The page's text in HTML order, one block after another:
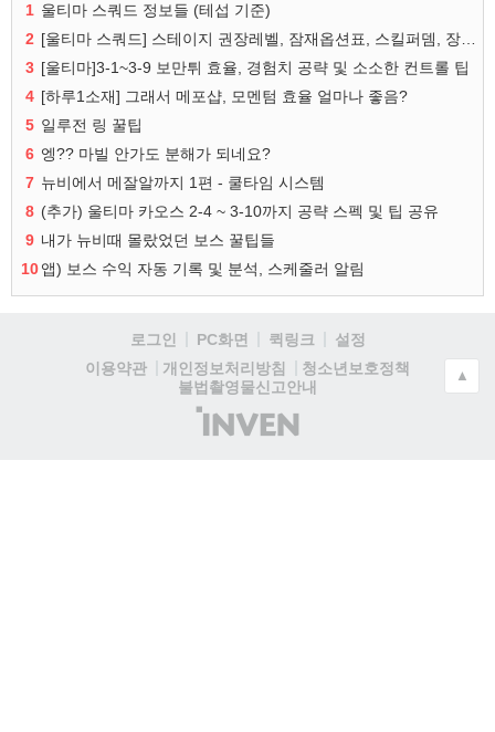
1 울티마 스쿼드 정보들 (테섭 기준)
2
[울티마 스쿼드] 스테이지 권장레벨, 잠재옵션표, 스킬퍼뎀, 장비 리스트 및 능력치 공유
3 [울티마]3-1~3-9 보만튀 효율, 경험치 공략 및 소소한 컨트롤 팁
4 [하루1소재] 그래서 메포샵, 모멘텀 효율 얼마나 좋음?
5 일루전 링 꿀팁
6 엥?? 마빌 안가도 분해가 되네요?
7 뉴비에서 메잘알까지 1편 - 쿨타임 시스템
8 (추가) 울티마 카오스 2-4 ~ 3-10까지 공략 스펙 및 팁 공유
9 내가 뉴비때 몰랐었던 보스 꿀팁들
10앱) 보스 수익 자동 기록 및 분석, 스케줄러 알림
로그인 PC화면 퀵링크
설정
이용약관
개인정보처리방침
청소년보호정책
불법촬영물신고안내
(주)
인
▲